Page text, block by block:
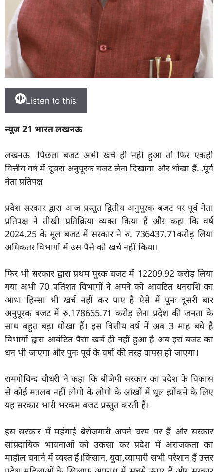
Listen to this
न्यूज 21 भारत लखनऊ
लखनऊ ।पिछला बजट अभी खर्च ही नहीं हुआ तो फिर एकही
वित्तीय वर्ष में दूसरा अनुपूरक बजट लेना दिखावा और धोखा हैं…पूर्व
नेता प्रतिपक्ष
प्रदेश सरकार द्वारा आज प्रस्तुत द्वितीय अनुपूरक बजट पर पूर्व नेता
प्रतिपक्ष ने तीखी प्रतिक्रिया व्यक्त किया हैं और कहा कि वर्ष
2024.25 के मूल बजट में सरकार ने रु. 736437.71करोड़ लिया
अधिकतर विभागों में उस पैसे को खर्च नहीं किया।
फिर भी सरकार द्वारा प्रथम पूरक बजट में 12209.92 करोड़ लिया
गया अभी 70 प्रतिशत विभागों ने अपने को आवंटित धनराशि का
आधा हिस्सा भी खर्च नहीं कर पाए है ऐसे में पुनः दूसरी बार
अनुपूरक बजट में रु.178665.71 करोड़ लेना प्रदेश की जनता के
साथ बहुत बड़ा धोखा हैं। इस वित्तीय वर्ष में अब 3 माह बचे है
विभागों द्वारा आवंटित पैसा खर्च ही नहीं हुआ है अब इस बजट का
धन भी जाएगा और पुनः पूर्व के वर्षों की तरह वापस हो जाएगा।
रामगोविन्द चौधरी ने कहा कि बीजेपी सरकार का प्रदेश के विकास
से कोई मतलब नहीं लोगो के लोगो के आंखों में धूल झोंकने के लिए
यह सरकार भारी भरकम बजट प्रस्तुत करती हैं।
इस सरकार में महंगाई बेरोजगारी अपने चरम पर हैं और सरकार
सांप्रदायिक भावनाओं को उकसा कर प्रदेश में अराजकता का
माहौल बनाने में व्यस्त हैं।किसान, युवा,व्यापारी सभी परेशान हैं उत्तर